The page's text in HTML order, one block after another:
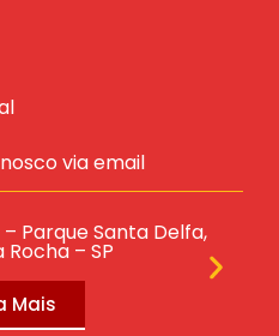
via email
– Parque Santa Delfa,
– SP
Mais